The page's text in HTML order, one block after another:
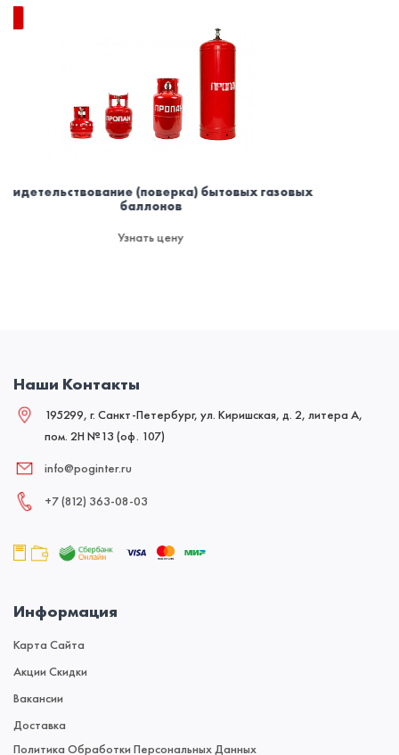
бытовых газовых
Омывающая жидкость для
Наши Контакты
195299, г. Санкт-Петербург, ул. Киришская, д. 2, литера А,
пом. 2Н №13 (оф. 107)
info@poginter.ru
+7 (812) 363‑08‑03
Информация
Карта Сайта
Акции Скидки
Вакансии
Доставка
Политика Обработки Персональных Данных